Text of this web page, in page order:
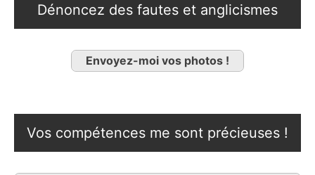
Dénoncez des fautes et anglicismes
Envoyez-moi vos photos !
Vos compétences me sont précieuses !